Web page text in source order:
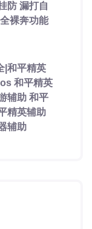
防 漏打自
裸奔功能
|和平精英
和平精英
辅助 和平
精英辅助
辅助